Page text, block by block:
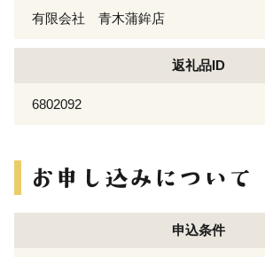
有限会社 青木蒲鉾店
返礼品ID
6802092
申込条件